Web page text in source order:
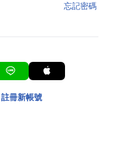
忘記密碼
註冊新帳號